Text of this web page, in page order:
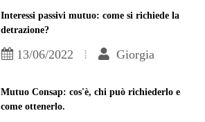
Interessi passivi mutuo: come si richiede la
detrazione?
13/06/2022 Giorgia
Mutuo Consap: cos'è, chi può richiederlo e
come ottenerlo.